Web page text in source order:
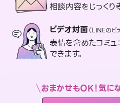
相談内容をじっくり
ビデオ対面（LINEのビ
表情を含めたコミ
できます。
おまかせもOK！気に